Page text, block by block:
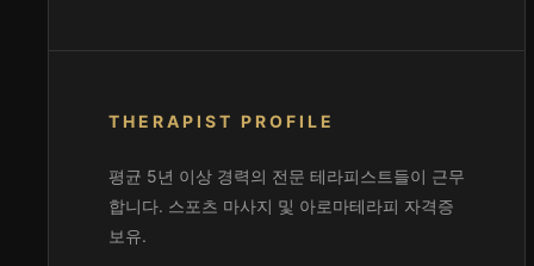
THERAPIST PROFILE
평균 5년 이상 경력의 전문 테라피스트들이 근무
합니다. 스포츠 마사지 및 아로마테라피 자격증
보유.